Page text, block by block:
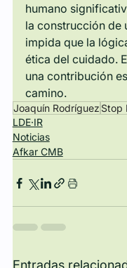
humano
la construcción de
impida que la
ética del cuidado.
una contribución
camino.
Joaquín Rodríguez Stop
LDE·IR
Noticias
Afkar CMB
Entradas